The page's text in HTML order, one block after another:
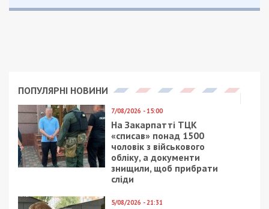
ПОПУЛЯРНІ НОВИНИ
7/08/2026 - 15:00
На Закарпатті ТЦК
«списав» понад 1500
чоловік з військового
обліку, а документи
знищили, щоб прибрати
сліди
5/08/2026 - 21:31